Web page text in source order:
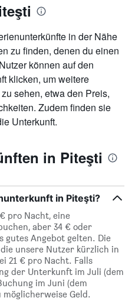
in der Nähe
zu finden, denen du einen
können auf den
klicken, um weitere
sehen, etwa den Preis,
Zudem finden sie
Unterkunft.
in Piteşti
in Piteşti?
pro Nacht, eine
aber 34 € oder
gutes Angebot gelten. Die
unsere Nutzer kürzlich in
21 € pro Nacht. Falls
der Unterkunft im Juli (dem
im Juni (dem
Geld.